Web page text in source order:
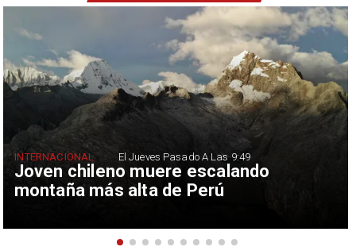
Joven chileno muere escalando
montaña más alta de Perú
INTERNACIONAL El Jueves Pasado A Las 9:49